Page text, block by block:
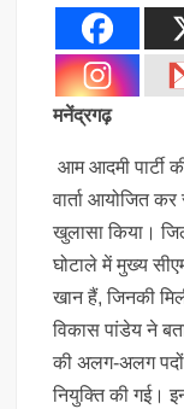
मनेंद्रगढ़
आम आदमी पार्टी
वार्ता आयोजित कर
खुलासा किया।
घोटाले में मुख्य
खान हैं, जिनकी
विकास पांडेय ने
की अलग-अलग पदों
नियुक्ति की गई।